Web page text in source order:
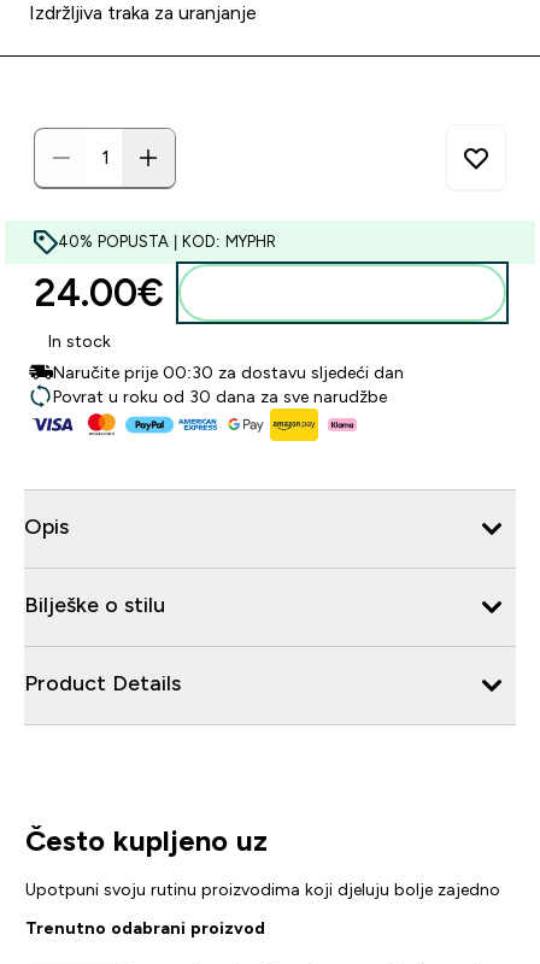
Izdržljiva traka za uranjanje
40% POPUSTA | KOD: MYPHR
24.00€‎
In stock
Naručite prije 00:30 za dostavu sljedeći dan
Povrat u roku od 30 dana za sve narudžbe
Opis
Bilješke o stilu
Product Details
Često kupljeno uz
Upotpuni svoju rutinu proizvodima koji djeluju bolje zajedno
Trenutno odabrani proizvod